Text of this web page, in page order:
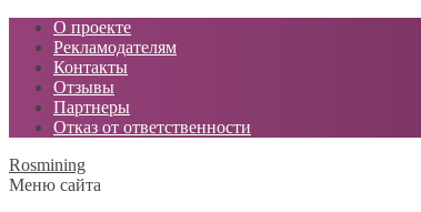
О проекте
Рекламодателям
Контакты
Отзывы
Партнеры
Отказ от ответственности
Rosmining
Меню сайта